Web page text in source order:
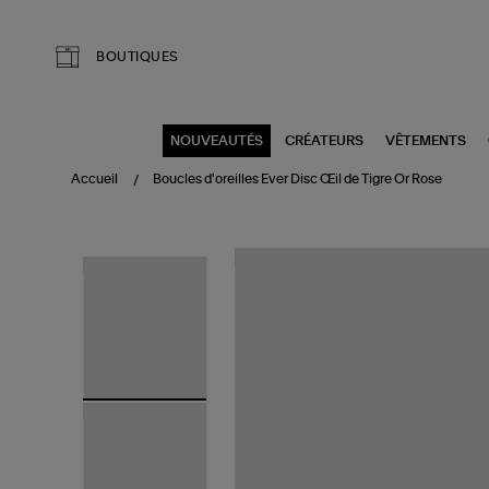
BOUTIQUES
NOUVEAUTÉS CRÉATEURS VÊTEMENTS
Accueil Boucles d'oreilles Ever Disc Œil de Tigre Or Rose